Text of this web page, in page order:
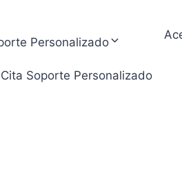
Personalizado
Soporte Personalizado